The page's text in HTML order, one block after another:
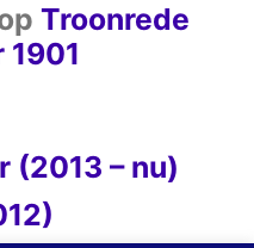
Troonrede
– nu)